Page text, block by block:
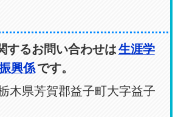
するお問い合わせは生涯学
興係です。
木県芳賀郡益子町大字益子